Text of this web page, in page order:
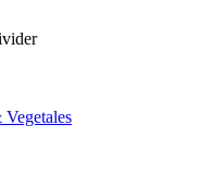
Vegetales